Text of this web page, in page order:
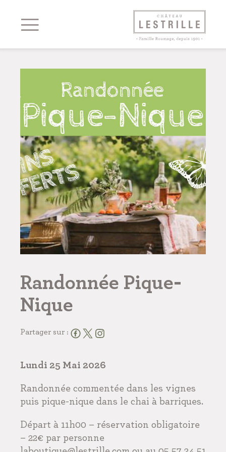
Randonnée Pique-
Nique
Partager sur :
Lundi 25 Mai 2026
Randonnée commentée dans les vignes
puis pique-nique dans le chai à barriques.
Départ à 11h00 – réservation obligatoire
– 22€ par personne